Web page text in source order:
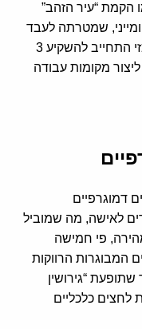
הקמת “עיר הזהב”
שמטרתה לעבד
זהב גולמי ולייצא תכשיטים. הבנק המרכזי התחייב להשקיע 3
מקומות עבודה
דמוגרפיים
שיעור הפריון ירד ל-2.1 ילדים לאישה, מה שמוביל
מהירה, פי חמישה
המבוגרות הרווקות
“גירושין
לחצים כלכליים